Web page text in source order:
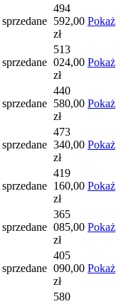
sprzedane
494
592,00
zł
Pokaż
sprzedane
513
024,00
zł
Pokaż
sprzedane
440
580,00
zł
Pokaż
sprzedane
473
340,00
zł
Pokaż
sprzedane
419
160,00
zł
Pokaż
sprzedane
365
085,00
zł
Pokaż
sprzedane
405
090,00
zł
Pokaż
580